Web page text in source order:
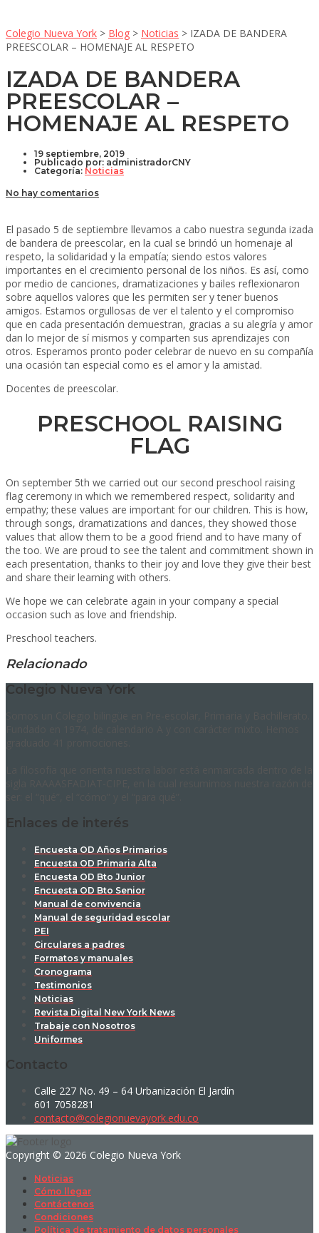
Colegio Nueva York > Blog > Noticias > IZADA DE BANDERA
PREESCOLAR – HOMENAJE AL RESPETO
IZADA DE BANDERA
PREESCOLAR –
HOMENAJE AL RESPETO
19 septiembre, 2019
Publicado por: administradorCNY
Categoría: Noticias
No hay comentarios
El pasado 5 de septiembre llevamos a cabo nuestra segunda izada
de bandera de preescolar, en la cual se brindó un homenaje al
respeto, la solidaridad y la empatía; siendo estos valores
importantes en el crecimiento personal de los niños. Es así, como
por medio de canciones, dramatizaciones y bailes reflexionaron
sobre aquellos valores que les permiten ser y tener buenos
amigos. Estamos orgullosas de ver el talento y el compromiso
que en cada presentación demuestran, gracias a su alegría y amor
dan lo mejor de sí mismos y comparten sus aprendizajes con
otros. Esperamos pronto poder celebrar de nuevo en su compañía
una ocasión tan especial como es el amor y la amistad.
Docentes de preescolar.
PRESCHOOL RAISING
FLAG
On september 5th we carried out our second preschool raising
flag ceremony in which we remembered respect, solidarity and
empathy; these values are important for our children. This is how,
through songs, dramatizations and dances, they showed those
values that allow them to be a good friend and to have many of
the too. We are proud to see the talent and commitment shown in
each presentation, thanks to their joy and love they give their best
and share their learning with others.
We hope we can celebrate again in your company a special
occasion such as love and friendship.
Preschool teachers.
Relacionado
Colegio Nueva York
Enlaces de interés
Encuesta OD Años Primarios
Encuesta OD Primaria Alta
Encuesta OD Bto Junior
Encuesta OD Bto Senior
Manual de convivencia
Manual de seguridad escolar
PEI
Circulares a padres
Formatos y manuales
Cronograma
Testimonios
Noticias
Revista Digital New York News
Trabaje con Nosotros
Uniformes
Contacto
Calle 227 No. 49 – 64 Urbanización El Jardín
601 7058281
contacto@colegionuevayork.edu.co
Copyright © 2026 Colegio Nueva York
Noticias
Cómo llegar
Contáctenos
Condiciones
Política de tratamiento de datos personales